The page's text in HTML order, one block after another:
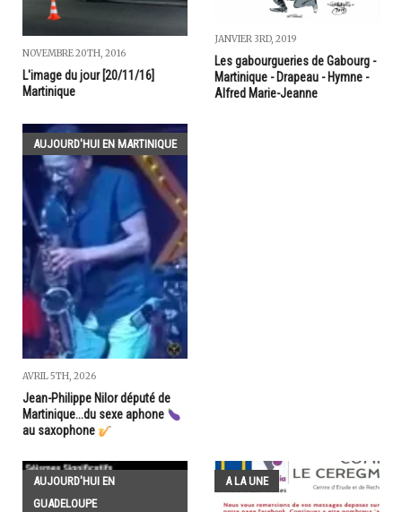
NOVEMBRE 20TH, 2016
L'image du jour [20/11/16]
Martinique
JANVIER 3RD, 2019
Les gabourgueries de Gabourg -
Martinique - Drapeau - Hymne -
Alfred Marie-Jeanne
AUJOURD'HUI EN MARTINIQUE
AVRIL 5TH, 2026
Jean-Philippe Nilor député de
Martinique...du sexe aphone
au saxophone
AUJOURD'HUI EN
GUADELOUPE
A LA UNE